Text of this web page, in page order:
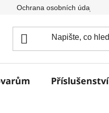
Ochrana osobních údajů
Příslušenství